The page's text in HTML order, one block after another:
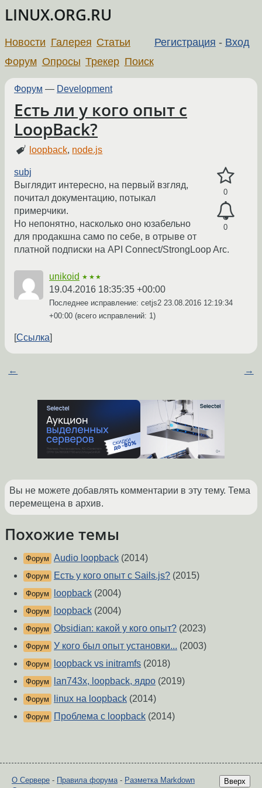
LINUX.ORG.RU
Регистрация - Вход
Новости Галерея Статьи
Форум Опросы Трекер Поиск
Форум — Development
Есть ли у кого опыт с
LoopBack?
loopback, node.js
0
0
subj
Выглядит интересно, на первый взгляд,
почитал документацию, потыкал
примерчики.
Но непонятно, насколько оно юзабельно
для продакшна само по себе, в отрыве от
платной подписки на API Connect/StrongLoop Arc.
unikoid ★★★
19.04.2016 18:35:35 +00:00
Последнее исправление: cetjs2 23.08.2016 12:19:34
+00:00 (всего исправлений: 1)
Ссылка
← →
Вы не можете добавлять комментарии в эту тему. Тема
перемещена в архив.
Похожие темы
Форум Audio loopback (2014)
Форум Есть у кого опыт с Sails.js? (2015)
Форум loopback (2004)
Форум loopback (2004)
Форум Obsidian: какой у кого опыт? (2023)
Форум У кого был опыт установки... (2003)
Форум loopback vs initramfs (2018)
Форум lan743x, loopback, ядро (2019)
Форум linux на loopback (2014)
Форум Проблема с loopback (2014)
Вверх
О Сервере - Правила форума- Разметка Markdown